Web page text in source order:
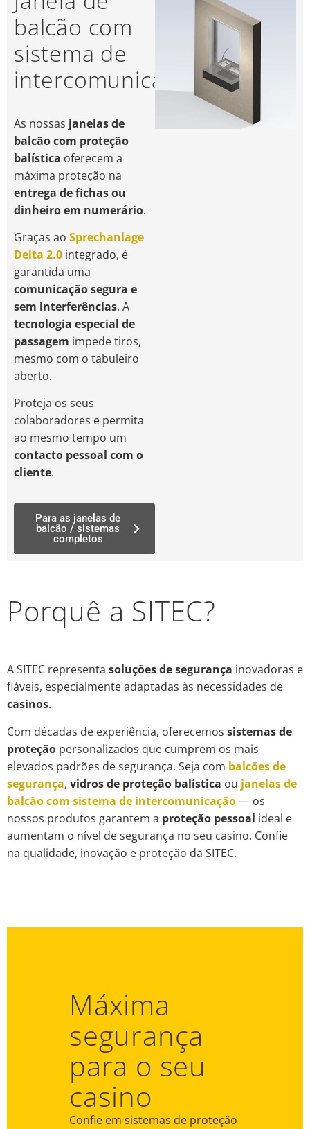
balcão com
sistema de
intercomunicação
As nossas janelas de
balcão com proteção
balística oferecem a
máxima proteção na
entrega de fichas ou
dinheiro em numerário.
Graças ao Sprechanlage
Delta 2.0 integrado, é
garantida uma
comunicação segura e
sem interferências. A
tecnologia especial de
passagem impede tiros,
mesmo com o tabuleiro
aberto.
Proteja os seus
colaboradores e permita
ao mesmo tempo um
contacto pessoal com o
cliente.
Para as janelas de
balcão / sistemas
completos
Porquê a SITEC?
A SITEC representa soluções de segurança inovadoras e
fiáveis, especialmente adaptadas às necessidades de
casinos.
Com décadas de experiência, oferecemos sistemas de
proteção personalizados que cumprem os mais
elevados padrões de segurança. Seja com balcões de
segurança, vidros de proteção balística ou janelas de
balcão com sistema de intercomunicação— os
nossos produtos garantem a proteção pessoal ideal e
aumentam o nível de segurança no seu casino. Confie
na qualidade, inovação e proteção da SITEC.
Máxima
segurança
para o seu
casino
Confie em sistemas de proteção